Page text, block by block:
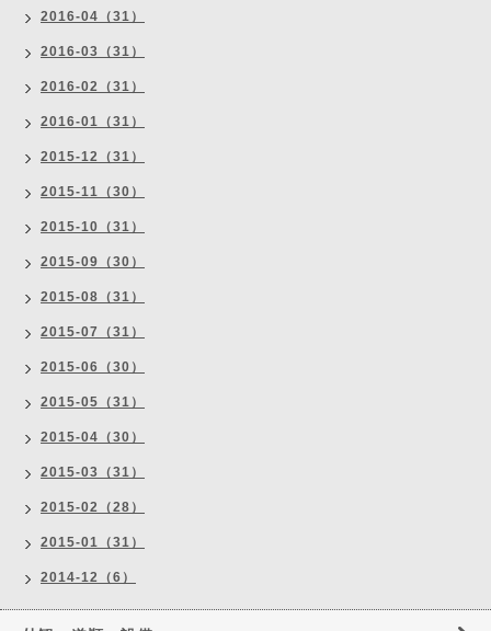
2016-04（31）
2016-03（31）
2016-02（31）
2016-01（31）
2015-12（31）
2015-11（30）
2015-10（31）
2015-09（30）
2015-08（31）
2015-07（31）
2015-06（30）
2015-05（31）
2015-04（30）
2015-03（31）
2015-02（28）
2015-01（31）
2014-12（6）